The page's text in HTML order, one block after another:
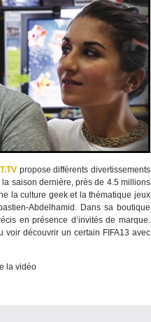
propose différents divertissements
saison dernière, près de 4.5 millions
la culture geek et la thématique jeux
Abdelhamid. Dans sa boutique
en présence d’invités de marque.
voir découvrir un certain FIFA13 avec
la vidéo